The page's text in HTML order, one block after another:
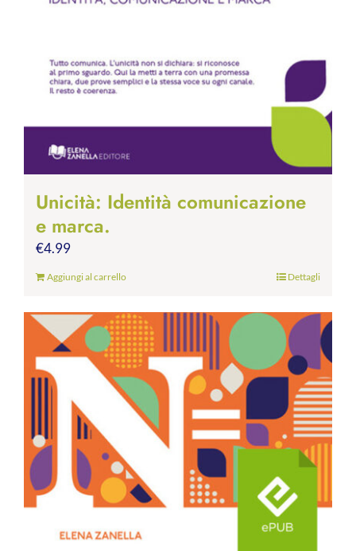
Unicità: Identità comunicazione
e marca.
€4.99
Aggiungi al carrello Dettagli